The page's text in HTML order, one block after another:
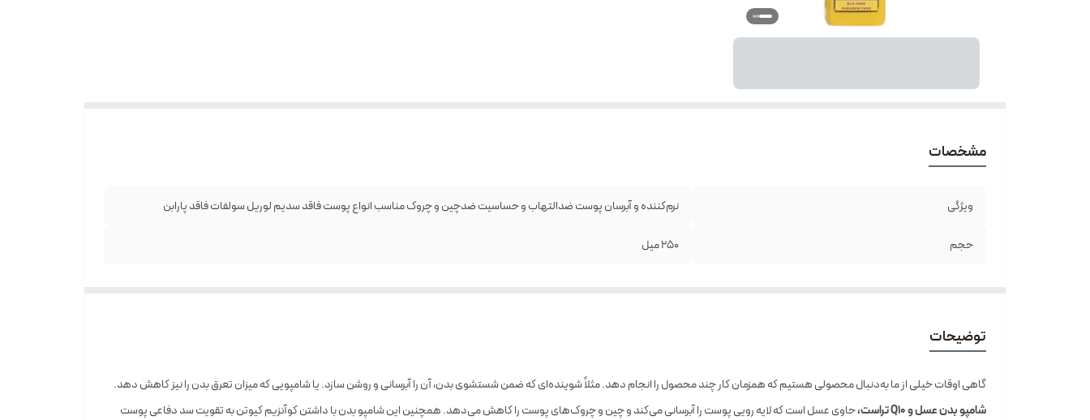
مشخصات
ویژگی نرم‌کننده و آبرسان پوست ضدالتهاب و حساسیت ضدچین و چروک مناسب انواع پوست فاقد سدیم لوریل سولفات فاقد پارابن
حجم 250 میل
توضیحات
گاهی اوقات خیلی از ما به‌دنبال محصولی هستیم که همزمان کار چند محصول را انجام دهد. مثلاً شوینده‌ای که ضمن شستشوی بدن، آن را آبرسانی و روشن سازد. یا شامپویی که میزان تعرق بدن را نیز کاهش دهد.
شامپو بدن عسل وQ10تراست،حاوی عسل است که لایه رویی پوست را آبرسانی می‌کند و چین و چروک‌های پوست را کاهش می‌دهد. همچنین این شامپو بدن با داشتن کوآنزیم کیوتن به تقویت سد دفاعی پوست